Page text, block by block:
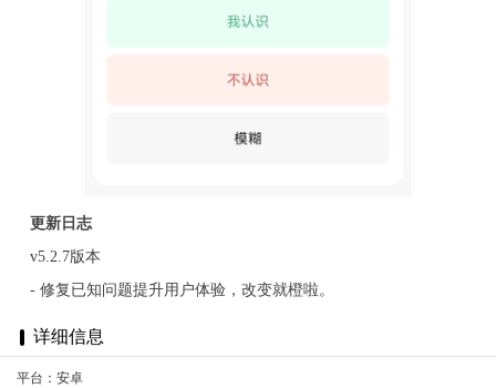
更新日志
v5.2.7版本
- 修复已知问题提升用户体验，改变就橙啦。
详细信息
平台：安卓